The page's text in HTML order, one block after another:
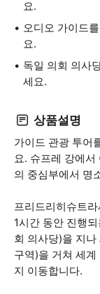
요.
오디오 가이드
요.
독일 의회 의사
세요.
상품설명
가이드 관광 투어
요. 슈프레 강에서
의 중심부에서 명
프리드리히슈트
1시간 동안 진행
회 의사당)을 지
구역)을 거쳐 세
지 이동합니다.